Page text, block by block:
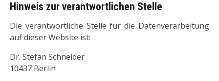
Hinweis zur verantwortlichen Stelle
Die verantwortliche Stelle für die Datenverarbeitung
auf dieser Website ist:
Dr. Stefan Schneider
10437 Berlin